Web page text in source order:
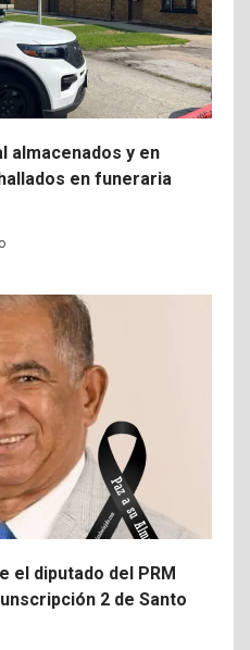
almacenados y en
en funeraria
el diputado del PRM
2 de Santo